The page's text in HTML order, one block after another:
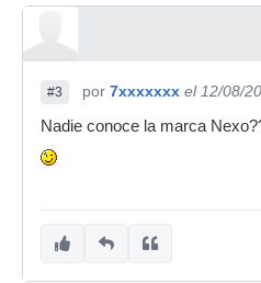
#3 por 7xxxxxxx el 12/08/
Nadie conoce la marca